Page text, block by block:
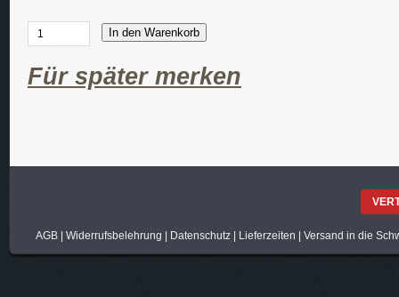
In den Warenkorb
Für später merken
AGB| Widerrufsbelehrung | Datenschutz| Lieferzeiten | Versand in die